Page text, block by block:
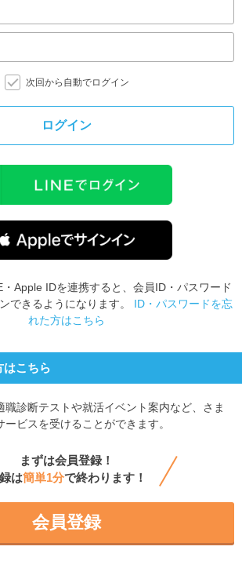
次回から自動でログイン
ログイン
Apple IDを連携すると、会員ID・パスワード
できるようになります。 ID・パスワードを忘
れた方はこちら
はこちら
職診断テストや就活イベント案内など、さま
ビスを受けることができます。
まずは会員登録！
は簡単1分で終わります！
会員登録